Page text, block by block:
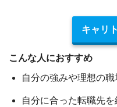
キャリ
こんな人におすすめ
自分の強みや理想の
自分に合った転職先